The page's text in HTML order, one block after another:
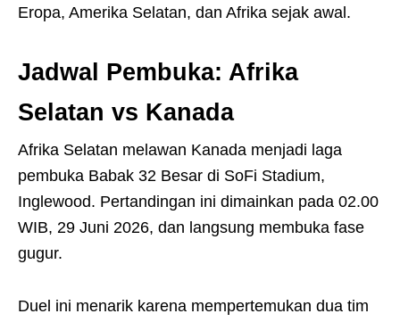
Eropa, Amerika Selatan, dan Afrika sejak awal.
Jadwal Pembuka: Afrika
Selatan vs Kanada
Afrika Selatan melawan Kanada menjadi laga
pembuka Babak 32 Besar di SoFi Stadium,
Inglewood. Pertandingan ini dimainkan pada 02.00
WIB, 29 Juni 2026, dan langsung membuka fase
gugur.
Duel ini menarik karena mempertemukan dua tim